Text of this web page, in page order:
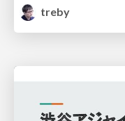
treby